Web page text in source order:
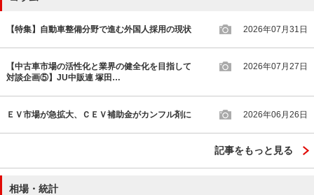
【特集】自動車整備分野で進む外国人採用の現状 2026年07月31日
【中古車市場の活性化と業界の健全化を目指して
対談企画⑤】JU中販連 塚田…
2026年07月27日
ＥＶ市場が急拡大、ＣＥＶ補助金がカンフル剤に 2026年06月26日
記事をもっと見る
相場・統計